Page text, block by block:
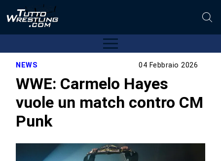
NEWS 04 Febbraio 2026
WWE: Carmelo Hayes
vuole un match contro CM
Punk